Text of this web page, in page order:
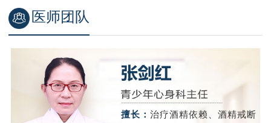
医师团队
擅长：治疗酒精依赖、酒精戒断